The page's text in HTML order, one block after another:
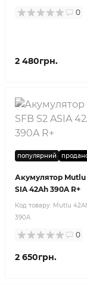
0
2 480грн.
популярний
Акумулятор Mutlu
SIA 42Ah 390A R+
Код товару: Mutlu
390A
0
2 650грн.